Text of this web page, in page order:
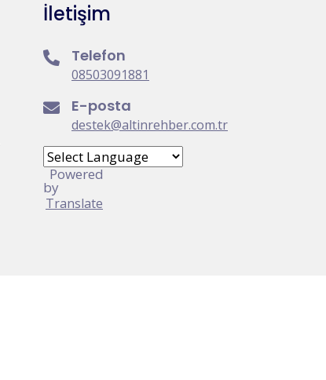
İletişim
Telefon
08503091881
E-posta
destek@altinrehber.com.tr
Powered
by
Translate